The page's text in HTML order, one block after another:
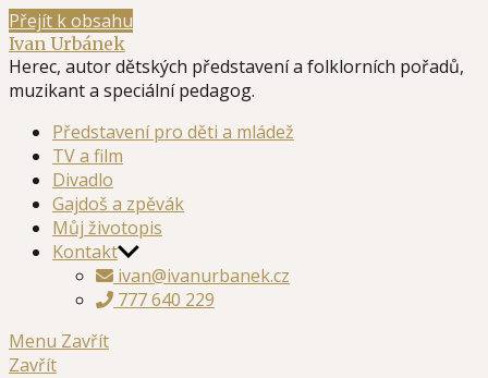
Přejít k obsahu
Ivan Urbánek
Herec, autor dětských představení a folklorních pořadů,
muzikant a speciální pedagog.
Představení pro děti a mládež
TV a film
Divadlo
Gajdoš a zpěvák
Můj životopis
Kontakt
ivan@ivanurbanek.cz
777 640 229
Menu Zavřít
Zavřít